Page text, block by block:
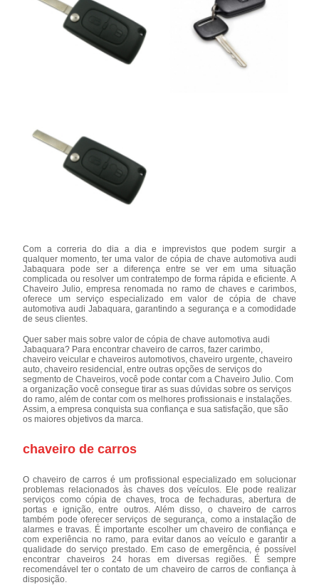
Com a correria do dia a dia e imprevistos que podem surgir a
qualquer momento, ter uma valor de cópia de chave automotiva audi
Jabaquara pode ser a diferença entre se ver em uma situação
complicada ou resolver um contratempo de forma rápida e eficiente. A
Chaveiro Julio, empresa renomada no ramo de chaves e carimbos,
oferece um serviço especializado em valor de cópia de chave
automotiva audi Jabaquara, garantindo a segurança e a comodidade
de seus clientes.
Quer saber mais sobre valor de cópia de chave automotiva audi
Jabaquara? Para encontrar chaveiro de carros, fazer carimbo,
chaveiro veicular e chaveiros automotivos, chaveiro urgente, chaveiro
auto, chaveiro residencial, entre outras opções de serviços do
segmento de Chaveiros, você pode contar com a Chaveiro Julio. Com
a organização você consegue tirar as suas dúvidas sobre os serviços
do ramo, além de contar com os melhores profissionais e instalações.
Assim, a empresa conquista sua confiança e sua satisfação, que são
os maiores objetivos da marca.
chaveiro de carros
O chaveiro de carros é um profissional especializado em solucionar
problemas relacionados às chaves dos veículos. Ele pode realizar
serviços como cópia de chaves, troca de fechaduras, abertura de
portas e ignição, entre outros. Além disso, o chaveiro de carros
também pode oferecer serviços de segurança, como a instalação de
alarmes e travas. É importante escolher um chaveiro de confiança e
com experiência no ramo, para evitar danos ao veículo e garantir a
qualidade do serviço prestado. Em caso de emergência, é possível
encontrar chaveiros 24 horas em diversas regiões. É sempre
recomendável ter o contato de um chaveiro de carros de confiança à
disposição.